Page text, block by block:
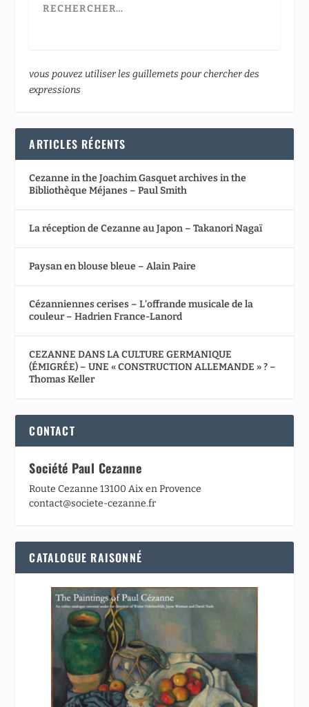
vous pouvez utiliser les guillemets pour chercher des
expressions
ARTICLES RÉCENTS
Cezanne in the Joachim Gasquet archives in the
Bibliothèque Méjanes – Paul Smith
La réception de Cezanne au Japon – Takanori Nagaï
Paysan en blouse bleue – Alain Paire
Cézanniennes cerises – L’offrande musicale de la
couleur – Hadrien France-Lanord
CEZANNE DANS LA CULTURE GERMANIQUE
(ÉMIGRÉE) – UNE « CONSTRUCTION ALLEMANDE » ? –
Thomas Keller
CONTACT
Société Paul Cezanne
Route Cezanne 13100 Aix en Provence
contact@societe-cezanne.fr
CATALOGUE RAISONNÉ